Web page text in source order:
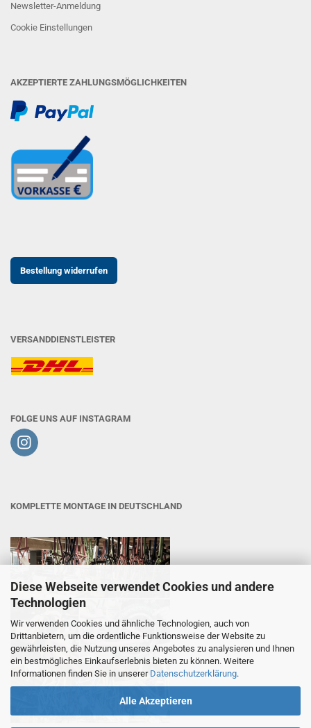
Diese Webseite verwendet Cookies und andere
Technologien
Wir verwenden Cookies und ähnliche Technologien, auch von
Drittanbietern, um die ordentliche Funktionsweise der Website zu
gewährleisten, die Nutzung unseres Angebotes zu analysieren und Ihnen
ein bestmögliches Einkaufserlebnis bieten zu können. Weitere
Informationen finden Sie in unserer Datenschutzerklärung.
Alle Akzeptieren
Newsletter-Anmeldung
Cookie Einstellungen
AKZEPTIERTE ZAHLUNGSMÖGLICHKEITEN
Bestellung widerrufen
VERSANDDIENSTLEISTER
FOLGE UNS AUF INSTAGRAM
KOMPLETTE MONTAGE IN DEUTSCHLAND